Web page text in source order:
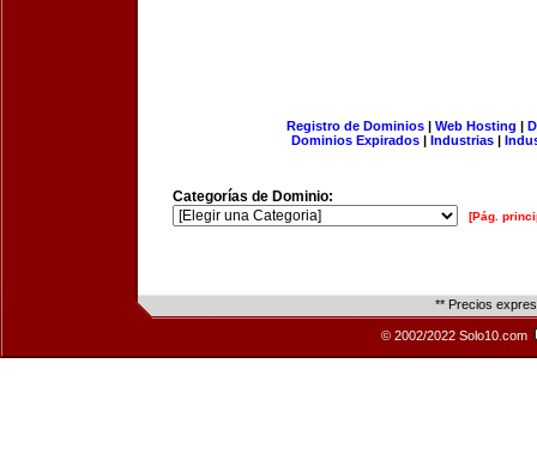
Registro de Dominios| Web Hosting |
Dominios Expirados | Industrias |
Categorías de Dominio:
[Pág.
** Precios
© 2002/2022 Solo10.com